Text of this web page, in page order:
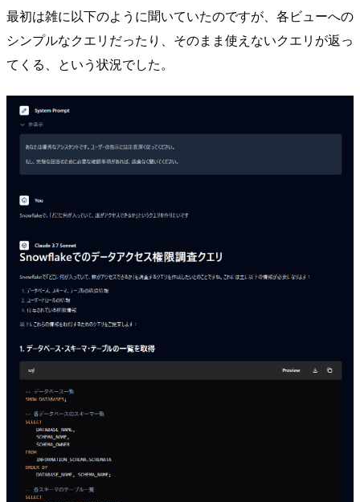
最初は雑に以下のように聞いていたのですが、各ビューへの
シンプルなクエリだったり、そのまま使えないクエリが返っ
てくる、という状況でした。